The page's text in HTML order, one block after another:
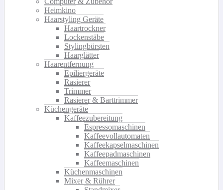
Heimkino
Haarstyling Geräte
Haartrockner
Lockenstäbe
Stylingbürsten
Haarglätter
Haarentfernung
Epiliergeräte
Rasierer
Trimmer
Rasierer & Barttrimmer
Küchengeräte
Kaffeezubereitung
Espressomaschinen
Kaffeevollautomaten
Kaffeekapselmaschinen
Kaffeepadmaschinen
Kaffeemaschinen
Küchenmaschinen
Mixer & Rührer